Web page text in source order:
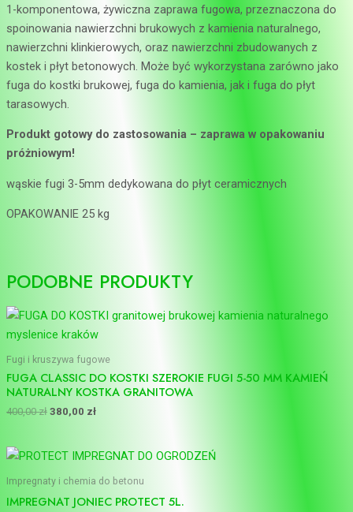
1-komponentowa, żywiczna zaprawa fugowa, przeznaczona do
spoinowania nawierzchni brukowych z kamienia naturalnego,
nawierzchni klinkierowych, oraz nawierzchni zbudowanych z
kostek i płyt betonowych. Może być wykorzystana zarówno jako
fuga do kostki brukowej, fuga do kamienia, jak i fuga do płyt
tarasowych.
Produkt gotowy do zastosowania – zaprawa w opakowaniu
próżniowym!
wąskie fugi 3-5mm dedykowana do płyt ceramicznych
OPAKOWANIE 25 kg
PODOBNE PRODUKTY
Fugi i kruszywa fugowe
FUGA CLASSIC DO KOSTKI SZEROKIE FUGI 5-50 MM KAMIEŃ
NATURALNY KOSTKA GRANITOWA
400,00zł 380,00 zł
Impregnaty i chemia do betonu
IMPREGNAT JONIEC PROTECT 5L.